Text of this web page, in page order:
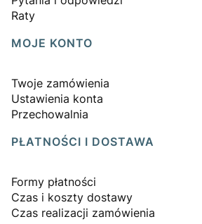
Raty
MOJE KONTO
Twoje zamówienia
Ustawienia konta
Przechowalnia
PŁATNOŚCI I DOSTAWA
Formy płatności
Czas i koszty dostawy
Czas realizacji zamówienia